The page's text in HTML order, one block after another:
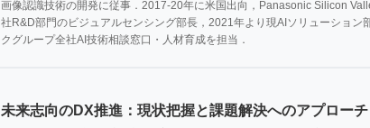
画像認識技術の開発に従事．2017-20年に米国出向，Panasonic Silicon
社R&D部門のビジュアルセンシング部長，2021年より現AIソリューショ
クグループ全社AI技術相談窓口・人材育成を担当．
未来志向のDX推進：現状把握と課題解決へのアプローチ